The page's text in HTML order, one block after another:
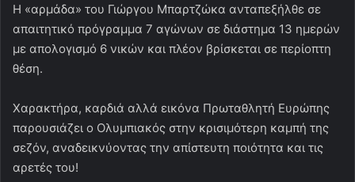
Η «αρμάδα» του Γιώργου Μπαρτζώκα ανταπεξήλθε σε
απαιτητικό πρόγραμμα 7 αγώνων σε διάστημα 13 ημερών
με απολογισμό 6 νικών και πλέον βρίσκεται σε περίοπτη
θέση.
Χαρακτήρα, καρδιά αλλά εικόνα Πρωταθλητή Ευρώπης
παρουσιάζει ο Ολυμπιακός στην κρισιμότερη καμπή της
σεζόν, αναδεικνύοντας την απίστευτη ποιότητα και τις
αρετές του!